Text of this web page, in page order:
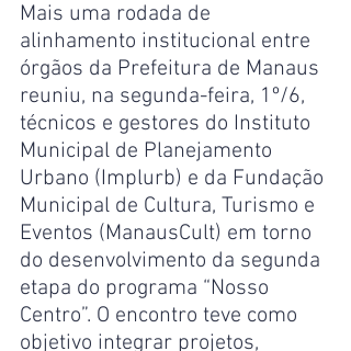
Mais uma rodada de
alinhamento institucional entre
órgãos da Prefeitura de Manaus
reuniu, na segunda-feira, 1º/6,
técnicos e gestores do Instituto
Municipal de Planejamento
Urbano (Implurb) e da Fundação
Municipal de Cultura, Turismo e
Eventos (ManausCult) em torno
do desenvolvimento da segunda
etapa do programa “Nosso
Centro”. O encontro teve como
objetivo integrar projetos,